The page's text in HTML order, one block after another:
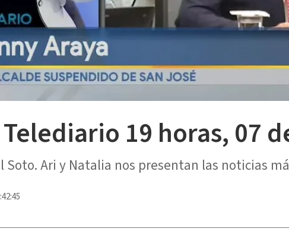
19 horas, 07
Soto. Ari y Natalia nos presentan las noticias